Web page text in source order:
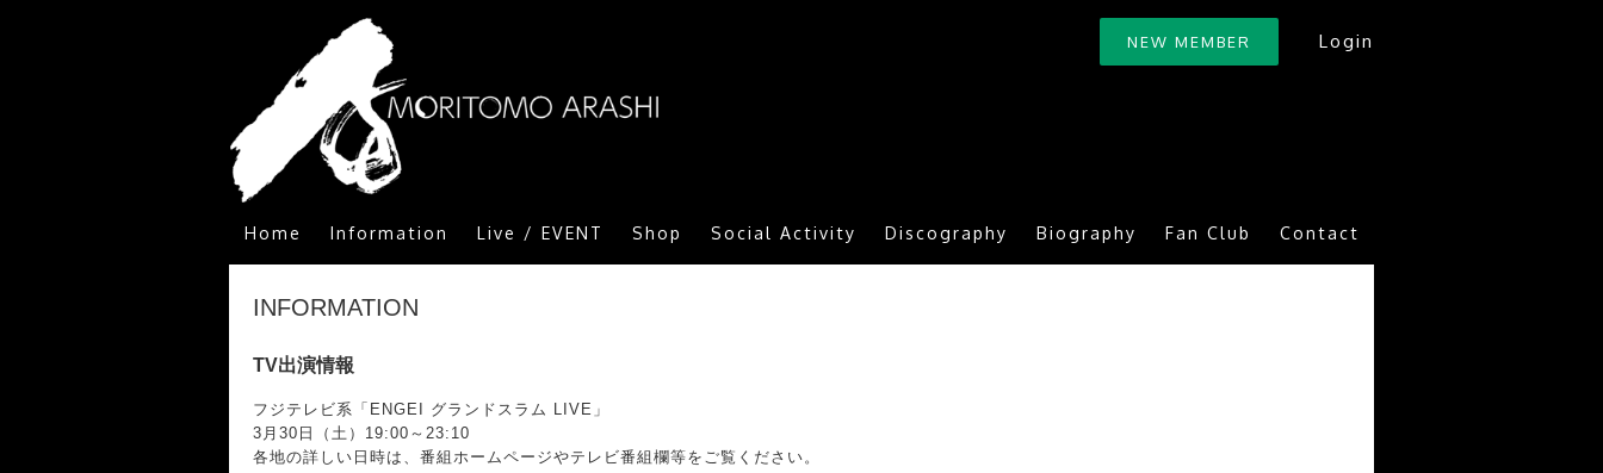
NEW MEMBER Login
Home Information Live / EVENT Shop Social Activity Discography Biography Fan Club Contact
INFORMATION
TV出演情報
フジテレビ系「ENGEI グランドスラム LIVE」
3月30日（土）19:00～23:10
各地の詳しい日時は、番組ホームページやテレビ番組欄等をご覧ください。